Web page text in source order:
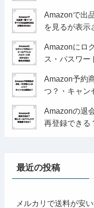
Amazonで出
を見るが表示
Amazonにロ
ス・パスワー
Amazon予約
つ？・キャン
Amazonの退
再登録できる
最近の投稿
メルカリで送料が安